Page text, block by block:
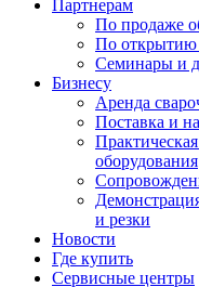
Партнерам
По продаже
По
Семинары и
Бизнесу
Аренда
Поставка и
оборудования
и резки
Новости
Где купить
Сервисные центры